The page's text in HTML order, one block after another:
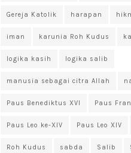
Gereja Katolik harapan
iman karunia Roh Kudus
logika kasih logika salib
manusia sebagai citra Allah
Paus Benediktus XVI Paus
Paus Leo ke-XIV Paus Leo XIV
Roh Kudus sabda Salib